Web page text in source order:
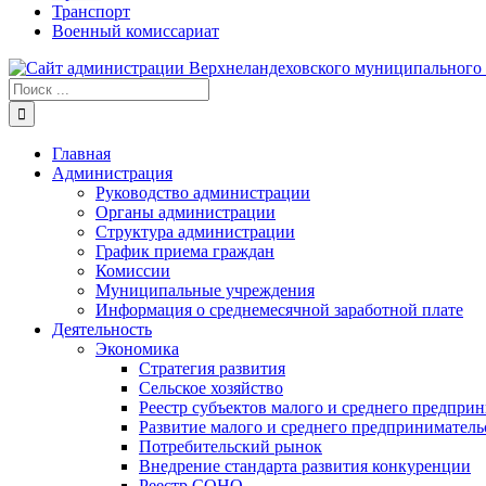
Транспорт
Военный комиссариат
Результат
поиска:
Главная
Администрация
Руководство администрации
Органы администрации
Структура администрации
График приема граждан
Комиссии
Муниципальные учреждения
Информация о среднемесячной заработной плате
Деятельность
Экономика
Стратегия развития
Сельское хозяйство
Реестр субъектов малого и среднего
Развитие малого и среднего
Потребительский рынок
Внедрение стандарта развития конкуренции